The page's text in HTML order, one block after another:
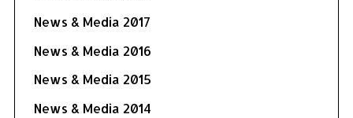
News & Media 2017
News & Media 2016
News & Media 2015
News & Media 2014